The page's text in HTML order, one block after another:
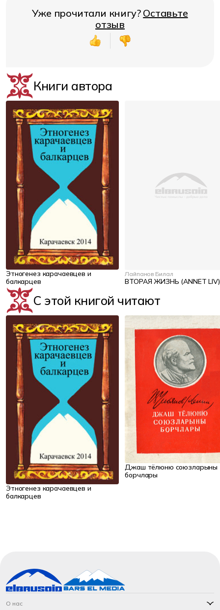
Уже прочитали книгу? Оставьте
отзыв
Книги автора
Этногенез карачаевцев и
балкарцев
Лайпанов Билал
ВТОРАЯ ЖИЗНЬ (ANNET LIV)
С этой книгой читают
Этногенез карачаевцев и
балкарцев
Джаш тёлюню союзларыны
борчлары
О нас